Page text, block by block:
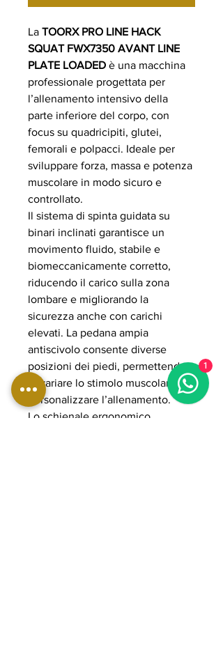
La TOORX PRO LINE HACK
SQUAT FWX7350 AVANT LINE
PLATE LOADED è una macchina
professionale progettata per
l’allenamento intensivo della
parte inferiore del corpo, con
focus su quadricipiti, glutei,
femorali e polpacci. Ideale per
sviluppare forza, massa e potenza
muscolare in modo sicuro e
controllato.
Il sistema di spinta guidata su
binari inclinati garantisce un
movimento fluido, stabile e
biomeccanicamente corretto,
riducendo il carico sulla zona
lombare e migliorando la
sicurezza anche con carichi
elevati. La pedana ampia
antiscivolo consente diverse
posizioni dei piedi, permettendo
di variare lo stimolo muscolare e
personalizzare l’allenamento.
Lo schienale ergonomico
1